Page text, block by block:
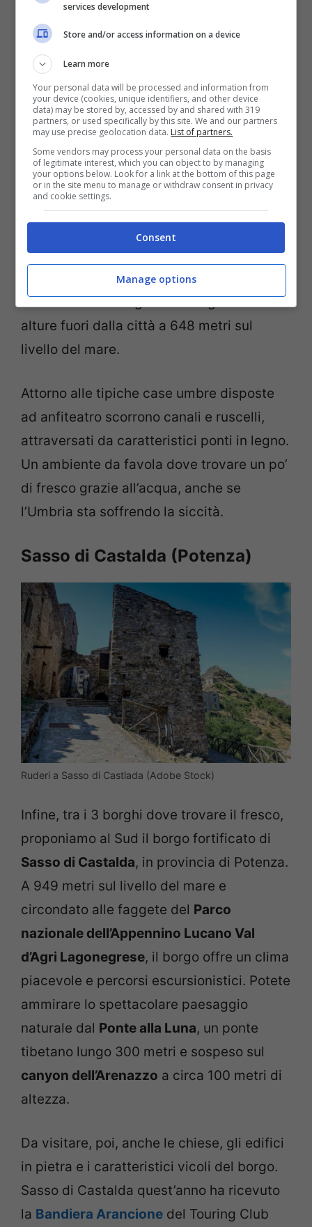
Incantevole borgo dell’Umbria,Rasigliaè
conosciuto anche come il “Borgo dei
Venezia dell’Umbria
d’acquache attraversano le case in pietra
e i vicoli del borgo. Si tratta di una frazione
del comune di Foligno che sorge sulle
alture fuori dalla città a 648 metri sul
livello del mare.
Attorno alle tipiche case umbre disposte
ad anfiteatro scorrono canali e ruscelli,
attraversati da caratteristici ponti in legno.
Un ambiente da favola dove trovare un po’
di fresco grazie all’acqua, anche se
l’Umbria sta soffrendo la siccità.
Sasso di Castalda (Potenza)
Ruderi a Sasso di Castlada (Adobe Stock)
Infine, tra i 3 borghi dove trovare il fresco,
proponiamo al Sud il borgo fortificato di
Sasso di Castalda, in provincia di Potenza.
A 949 metri sul livello del mare e
circondato alle faggete del Parco
nazionale dell’Appennino Lucano Val
d’Agri Lagonegrese, il borgo offre un clima
piacevole e percorsi escursionistici. Potete
ammirare lo spettacolare paesaggio
naturale dal Ponte alla Luna, un ponte
tibetano lungo 300 metri e sospeso sul
canyon dell’Arenazzo a circa 100 metri di
altezza.
Da visitare, poi, anche le chiese, gli edifici
in pietra e i caratteristici vicoli del borgo.
Sasso di Castalda quest’anno ha ricevuto
la Bandiera Arancione del Touring Club
services development
Store and/or access information on a device
Learn more
Your personal data will be processed and information from
your device (cookies, unique identifiers, and other device
data) may be stored by, accessed by and shared with 319
partners, or used specifically by this site. We and our partners
may use precise geolocation data. List of partners.
Some vendors may process your personal data on the basis
of legitimate interest, which you can object to by managing
your options below. Look for a link at the bottom of this page
or in the site menu to manage or withdraw consent in privacy
and cookie settings.
Consent
Manage options